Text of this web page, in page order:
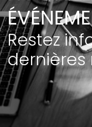
Restez
dernières